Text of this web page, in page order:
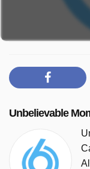
Unbelievable